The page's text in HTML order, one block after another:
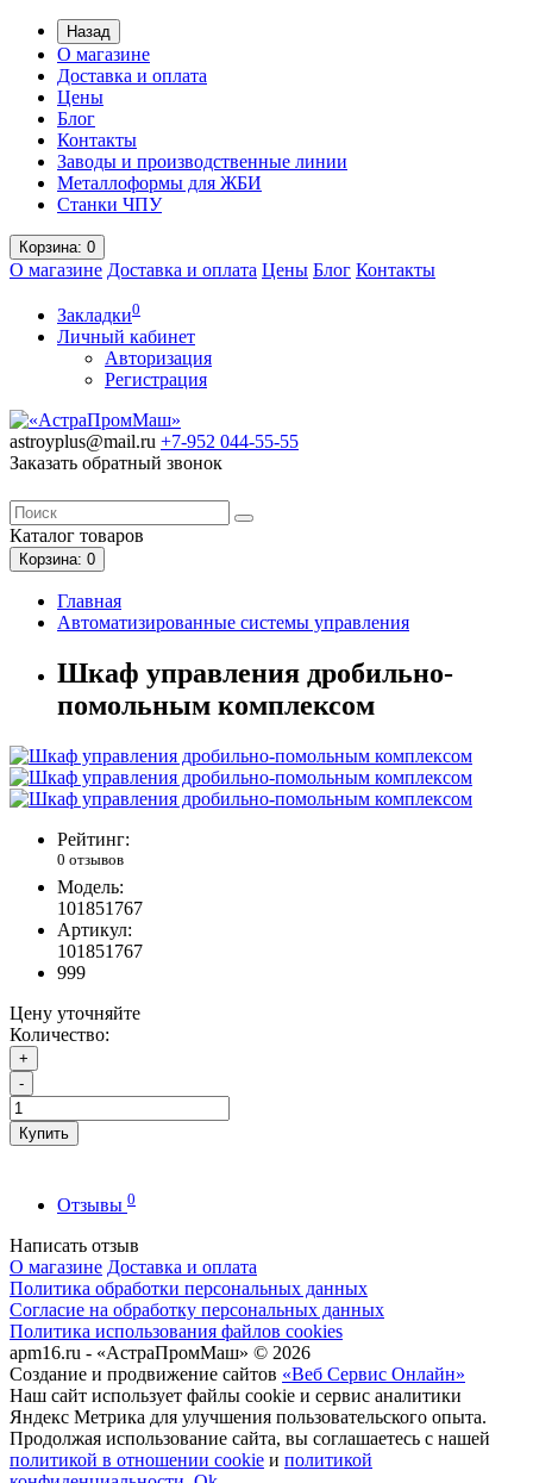
Назад
О магазине
Доставка и оплата
Цены
Блог
Контакты
Заводы и производственные линии
Металлоформы для ЖБИ
Станки ЧПУ
Корзина: 0
О магазине Доставка и оплата Цены Блог Контакты
Закладки0
Личный кабинет
Авторизация
Регистрация
astroyplus@mail.ru +7-952 044-55-55
Заказать обратный звонок
Каталог товаров
Корзина: 0
Главная
Автоматизированные системы управления
Шкаф управления дробильно-
помольным комплексом
Рейтинг:
0 отзывов
Модель:
101851767
Артикул:
101851767
999
Цену уточняйте
Количество:
+
-
Купить
Отзывы 0
Написать отзыв
О магазине Доставка и оплата
Политика обработки персональных данных
Согласие на обработку персональных данных
Политика использования файлов cookies
apm16.ru - «АстраПромМаш» © 2026
Создание и продвижение сайтов «Веб Сервис Онлайн»
Наш сайт использует файлы cookie и сервис аналитики
Яндекс Метрика для улучшения пользовательского опыта.
Продолжая использование сайта, вы соглашаетесь с нашей
политикой в отношении cookie и политикой